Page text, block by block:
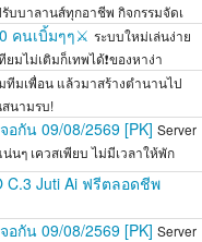
บบาลานส์ทุกอาชีพ กิจกรรมจัดเ
คนเบิ้มๆๆ⚔️ ระบบใหม่เล่นง่าย
ยมไม่เติมก็เทพได้❗ของหาง่า
ทีมเพื่อน แล้วมาสร้างตำนานไป
นามรบ!
อกัน 09/08/2569 [PK] Server
นๆ เควสเพียบ ไม่มีเวลาให้พัก
C.3 Juti Ai ฟรีตลอดชีพ
อกัน 09/08/2569 [PK] Server